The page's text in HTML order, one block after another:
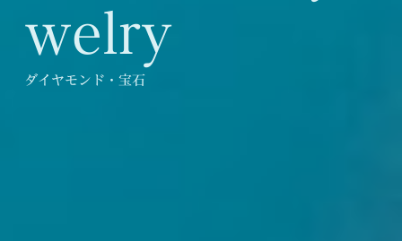
welry
ダイヤモンド・宝石